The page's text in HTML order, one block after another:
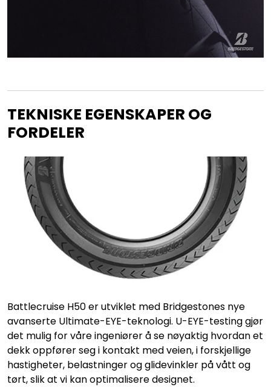
TEKNISKE EGENSKAPER OG
FORDELER
Battlecruise H50 er utviklet med Bridgestones nye
avanserte Ultimate-EYE-teknologi. U-EYE-testing gjør
det mulig for våre ingeniører å se nøyaktig hvordan et
dekk oppfører seg i kontakt med veien, i forskjellige
hastigheter, belastninger og glidevinkler på vått og
tørt, slik at vi kan optimalisere designet.